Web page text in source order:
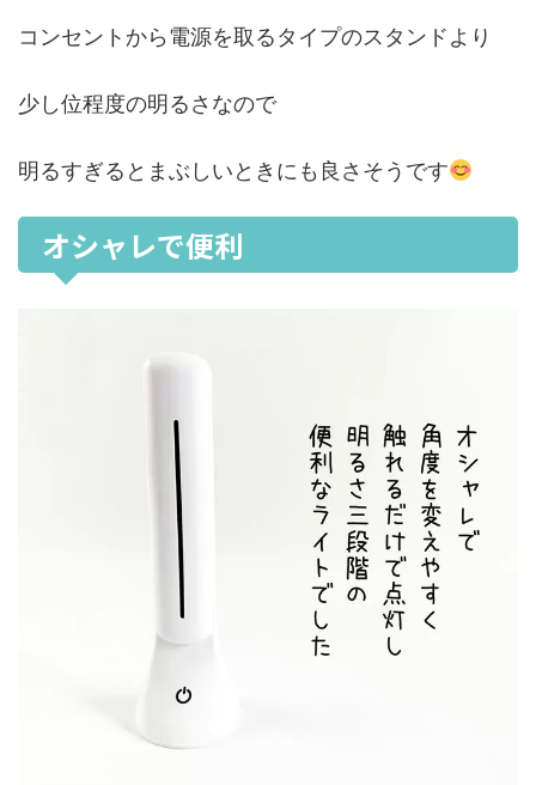
コンセントから電源を取るタイプのスタンドより
少し位程度の明るさなので
明るすぎるとまぶしいときにも良さそうです
オシャレで便利